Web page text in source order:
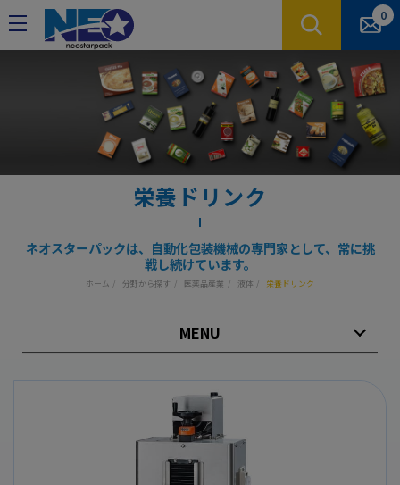
0
栄養ドリンク
ネオスターパックは、自動化包装機械の専門家として、常に挑
戦し続けています。
ホーム 分野から探す 医薬品産業 液体 栄養ドリンク
MENU
クッキー利用の管理について